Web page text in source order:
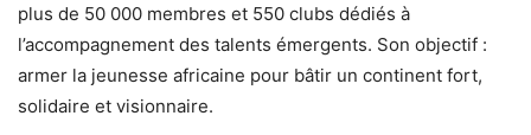
plus de 50 000 membres et 550 clubs dédiés à
l’accompagnement des talents émergents. Son objectif :
armer la jeunesse africaine pour bâtir un continent fort,
solidaire et visionnaire.